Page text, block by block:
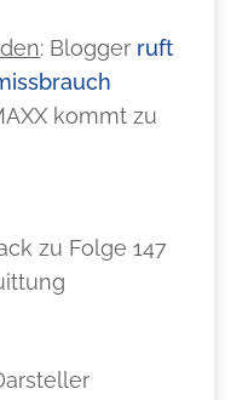
: Blogger ruft
kommt zu
zu Folge 147